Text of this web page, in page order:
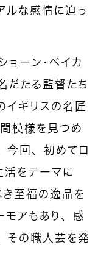
ルな感情に迫っ
ーン・ベイカ
だたる監督たち
イギリスの名匠
模様を見つめ
今回、初めてロ
活をテーマに
き至福の逸品を
アもあり、感
その職人芸を発